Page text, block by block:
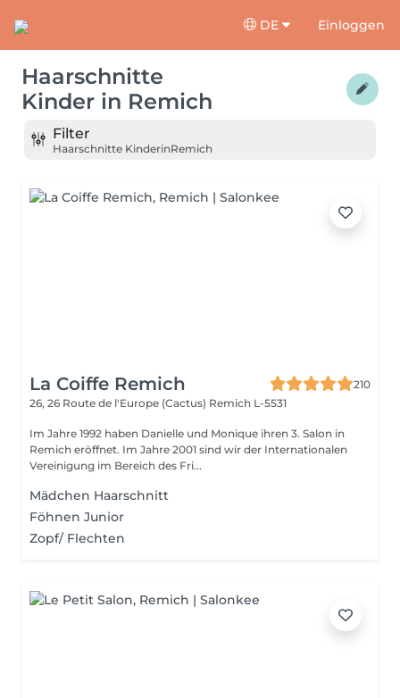
DE Einloggen
Haarschnitte
Kinder in Remich
Filter
Haarschnitte KinderinRemich
La Coiffe Remich
210
26, 26 Route de l'Europe (Cactus) Remich L-5531
Im Jahre 1992 haben Danielle und Monique ihren 3. Salon in
Remich eröffnet. Im Jahre 2001 sind wir der Internationalen
Vereinigung im Bereich des Fri...
Mädchen Haarschnitt
Föhnen Junior
Zopf/ Flechten